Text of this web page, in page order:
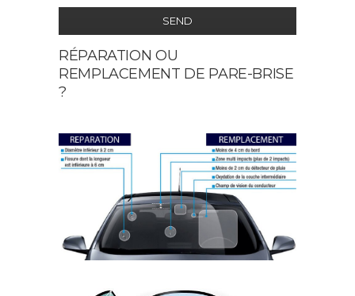
SEND
This
field
should
left
blank
RÉPARATION OU
REMPLACEMENT DE PARE-BRISE
?